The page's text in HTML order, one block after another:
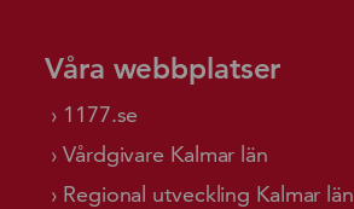
Våra webbplatser
1177.se
Vårdgivare Kalmar län
Regional utveckling Kalmar län